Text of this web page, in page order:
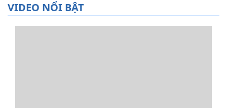
VIDEO NỔI BẬT